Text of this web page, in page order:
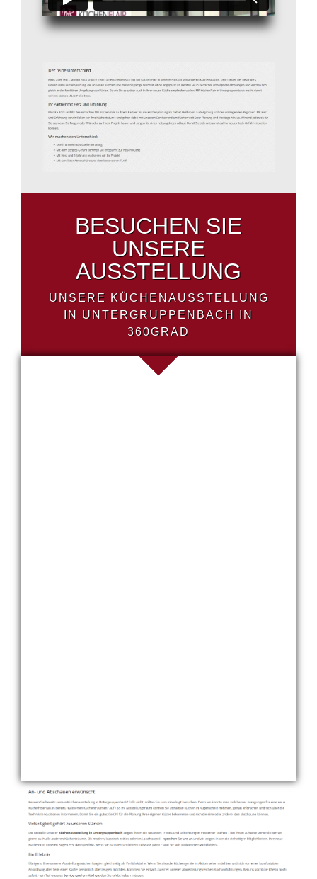
BESUCHEN SIE
UNSERE
AUSSTELLUNG
UNSERE KÜCHENAUSSTELLUNG
IN UNTERGRUPPENBACH IN
360GRAD